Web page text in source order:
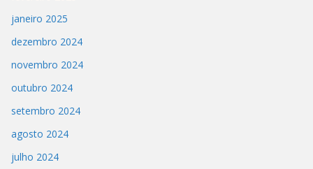
janeiro 2025
dezembro 2024
novembro 2024
outubro 2024
setembro 2024
agosto 2024
julho 2024